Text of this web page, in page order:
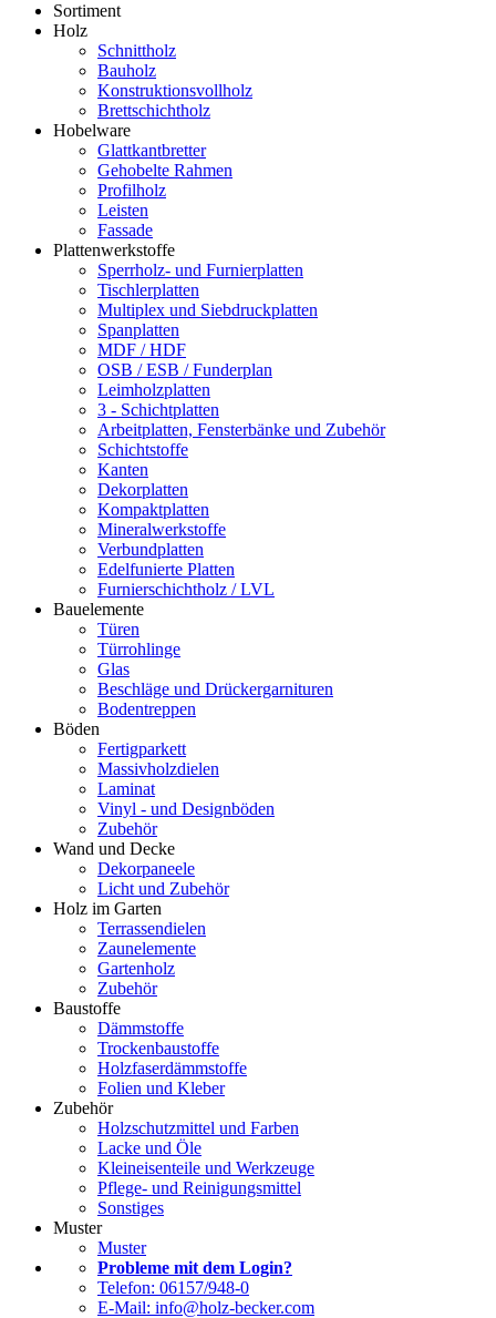
Sortiment
Holz
Schnittholz
Bauholz
Konstruktionsvollholz
Brettschichtholz
Hobelware
Glattkantbretter
Gehobelte Rahmen
Profilholz
Leisten
Fassade
Plattenwerkstoffe
Sperrholz- und Furnierplatten
Tischlerplatten
Multiplex und Siebdruckplatten
Spanplatten
MDF / HDF
OSB / ESB / Funderplan
Leimholzplatten
3 - Schichtplatten
Arbeitplatten, Fensterbänke und Zubehör
Schichtstoffe
Kanten
Dekorplatten
Kompaktplatten
Mineralwerkstoffe
Verbundplatten
Edelfunierte Platten
Furnierschichtholz / LVL
Bauelemente
Türen
Türrohlinge
Glas
Beschläge und Drückergarnituren
Bodentreppen
Böden
Fertigparkett
Massivholzdielen
Laminat
Vinyl - und Designböden
Zubehör
Wand und Decke
Dekorpaneele
Licht und Zubehör
Holz im Garten
Terrassendielen
Zaunelemente
Gartenholz
Zubehör
Baustoffe
Dämmstoffe
Trockenbaustoffe
Holzfaserdämmstoffe
Folien und Kleber
Zubehör
Holzschutzmittel und Farben
Lacke und Öle
Kleineisenteile und Werkzeuge
Pflege- und Reinigungsmittel
Sonstiges
Muster
Muster
Probleme mit dem Login?
Telefon: 06157/948-0
E-Mail: info@holz-becker.com